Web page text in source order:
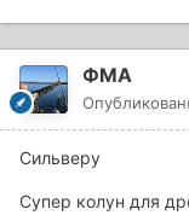
ФМА
Сильверу
Супер колун для